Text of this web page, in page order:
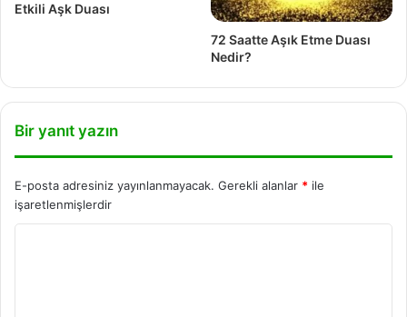
Etkili Aşk Duası
72 Saatte Aşık Etme Duası
Nedir?
Bir yanıt yazın
E-posta adresiniz yayınlanmayacak. Gerekli alanlar * ile
işaretlenmişlerdir